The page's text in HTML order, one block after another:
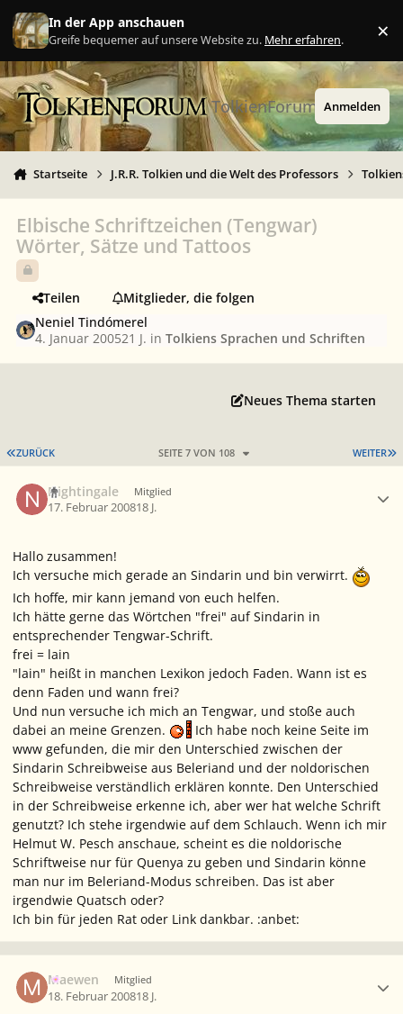
Zu Inhalt springen
In der App anschauen
Greife bequemer auf unsere Website zu. Mehr erfahren. ×
TolkienForum Anmelden
Startseite J.R.R. Tolkien und die Welt des Professors
Elbische Schriftzeichen (Tengwar)
Wörter, Sätze und Tattoos
Teilen
Mitglieder, die folgen
Neniel Tindómerel
4. Januar 200521 J. inTolkiens Sprachen und Schriften
Neues Thema starten
ERSTE SEITE
ZURÜCK WEITER
SEITE 7 VON 108
Nightingale Mitglied
17. Februar 200818 J.
Hallo zusammen!
Ich versuche mich gerade an Sindarin und bin verwirrt.
Ich hoffe, mir kann jemand von euch helfen.
Ich hätte gerne das Wörtchen "frei" auf Sindarin in
entsprechender Tengwar-Schrift.
frei = lain
"lain" heißt in manchen Lexikon jedoch Faden. Wann ist es
denn Faden und wann frei?
Und nun versuche ich mich an Tengwar, und stoße auch
dabei an meine Grenzen.
Ich habe noch keine Seite im
www gefunden, die mir den Unterschied zwischen der
Sindarin Schreibweise aus Beleriand und der noldorischen
Schreibweise verständlich erklären konnte. Den Unterschied
in der Schreibweise erkenne ich, aber wer hat welche Schrift
genutzt? Ich stehe irgendwie auf dem Schlauch. Wenn ich mir
Helmut W. Pesch anschaue, scheint es die noldorische
Schriftweise nur für Quenya zu geben und Sindarin könne
man nur im Beleriand-Modus schreiben. Das ist aber
irgendwie Quatsch oder?
Ich bin für jeden Rat oder Link dankbar. :anbet:
Maewen Mitglied
18. Februar 200818 J.